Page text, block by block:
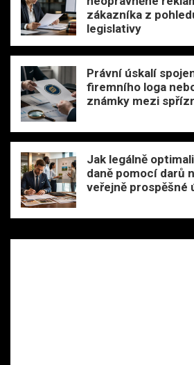
zákazníka z
legislativy
Právní úskalí
firemního loga
známky mezi
Jak legálně
daně pomocí darů
veřejně prospěšné